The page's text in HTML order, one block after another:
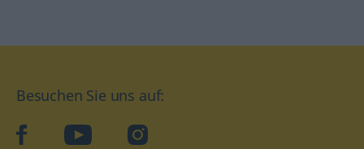
Besuchen Sie uns auf:
facebookYouTube Instagram